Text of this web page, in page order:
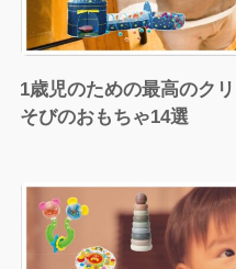
1歳児のための最高のク
そびのおもちゃ14選